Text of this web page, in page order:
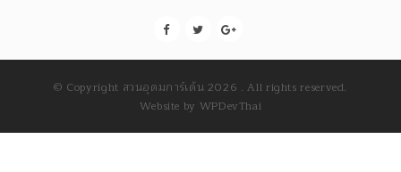
© Copyright สวนอุดมการ์เด้น 2026 . All rights reserved.
Website by WPDevThai